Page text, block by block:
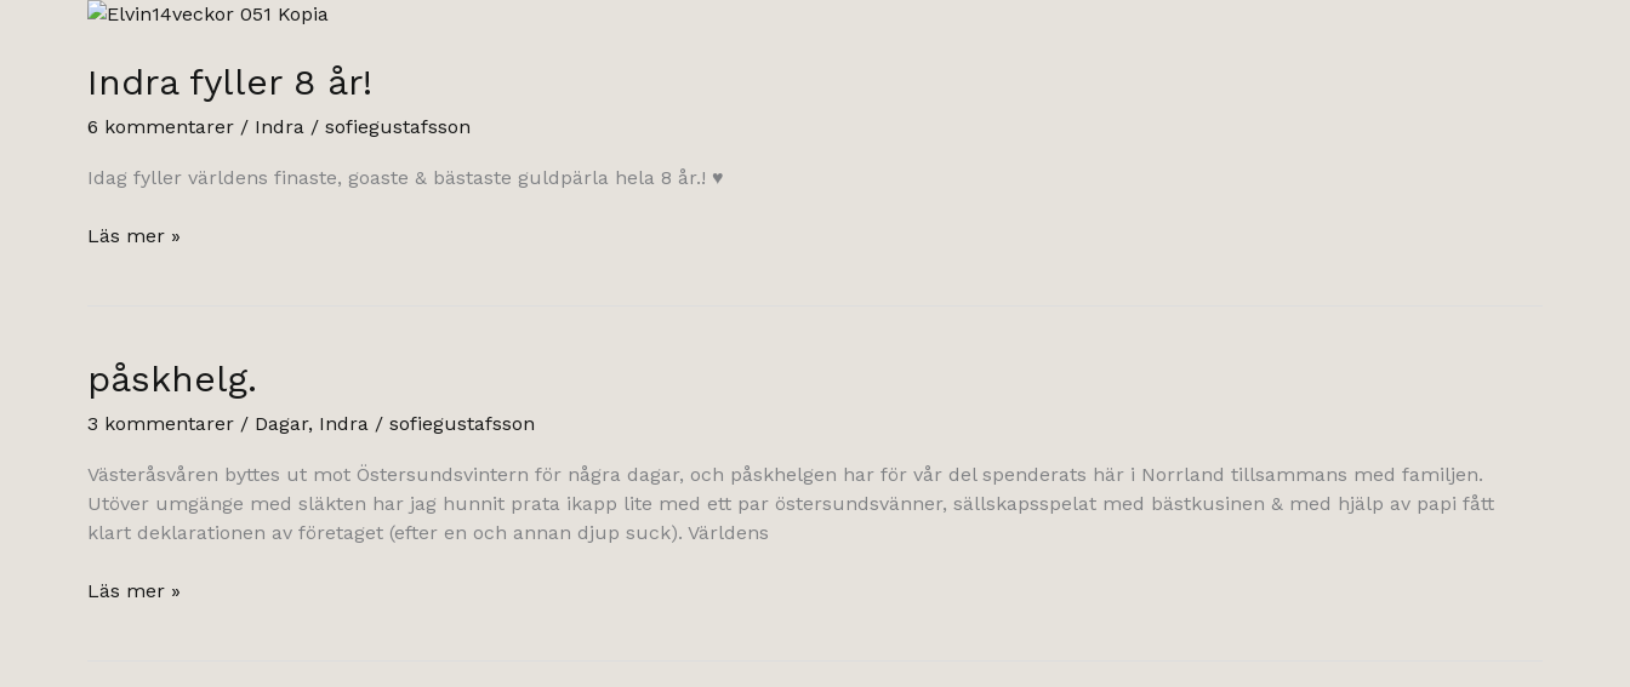
Indra fyller 8 år!
6 kommentarer / Indra / sofiegustafsson
Idag fyller världens finaste, goaste & bästaste guldpärla hela 8 år.! ♥
Indra
Läs mer »
påskhelg.
3 kommentarer / Dagar, Indra / sofiegustafsson
Västeråsvåren byttes ut mot Östersundsvintern för några dagar, och påskhelgen har för vår del spenderats här i Norrland tillsammans med familjen.
Utöver umgänge med släkten har jag hunnit prata ikapp lite med ett par östersundsvänner, sällskapsspelat med bästkusinen & med hjälp av papi fått
klart deklarationen av företaget (efter en och annan djup suck). Världens
påskhelg.
Läs mer »